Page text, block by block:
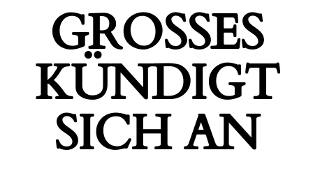
GROSSES K
ÜNDIGT S
ICH AN